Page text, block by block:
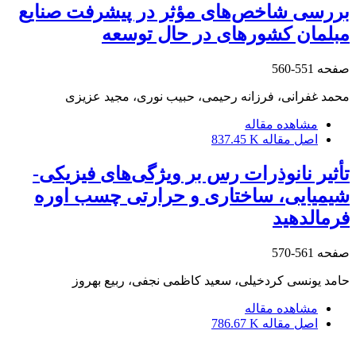
بررسی شاخص‌های مؤثر در پیشرفت صنایع
مبلمان کشورهای در حال توسعه
صفحه 551-560
محمد غفرانی، فرزانه رحیمی، حبیب نوری، مجید عزیزی
مشاهده مقاله
اصل مقاله 837.45 K
تأثیر نانوذرات رس بر ویژگی‌های فیزیکی-
شیمیایی، ساختاری و حرارتی چسب اوره
فرمالدهید
صفحه 561-570
حامد یونسی کردخیلی، سعید کاظمی نجفی، ربیع بهروز
مشاهده مقاله
اصل مقاله 786.67 K